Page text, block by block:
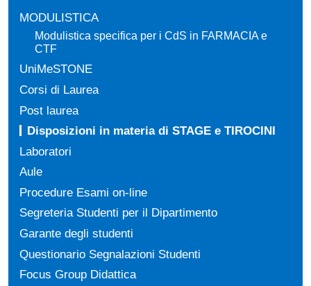
MODULISTICA
Modulistica specifica per i CdS in FARMACIA e
CTF
UniMeSTONE
Corsi di Laurea
Post laurea
Disposizioni in materia di STAGE e TIROCINI
Laboratori
Aule
Procedure Esami on-line
Segreteria Studenti per il Dipartimento
Garante degli studenti
Questionario Segnalazioni Studenti
Focus Group Didattica